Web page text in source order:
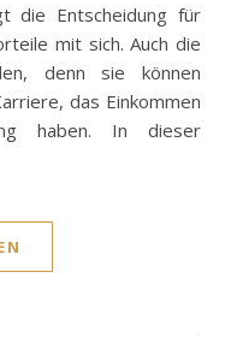
die Entscheidung für
mit sich. Auch die
denn sie können
das Einkommen
haben. In dieser